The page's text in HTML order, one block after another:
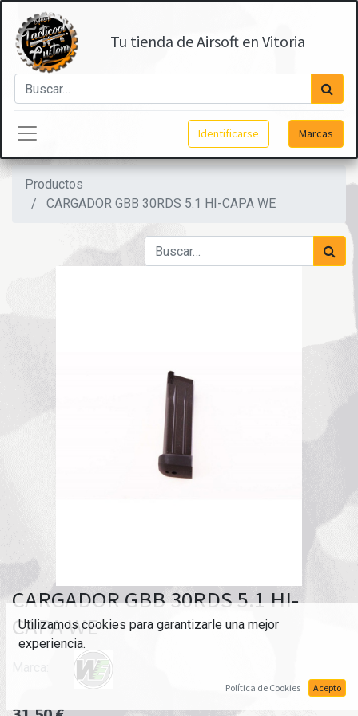
Tu tienda de Airsoft en Vitoria
Identificarse Marcas
Productos
CARGADOR GBB 30RDS 5.1 HI-CAPA WE
CARGADOR GBB 30RDS 5.1 HI-
CAPA WE
Utilizamos cookies para garantizarle una mejor
experiencia.
Política de Cookies Acepto